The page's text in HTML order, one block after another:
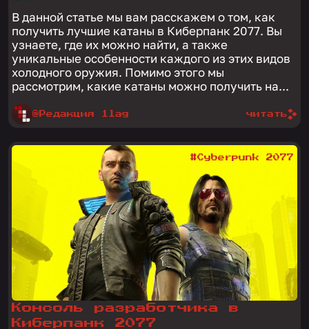
В данной статье мы вам расскажем о том, как
получить лучшие катаны в Киберпанк 2077. Вы
узнаете, где их можно найти, а также
уникальные особенности каждого из этих видов
холодного оружия. Помимо этого мы
рассмотрим, какие катаны можно получить на...
@Редакция 1lag читать
Консоль разработчика в
Киберпанк 2077
#Cyberpunk 2077